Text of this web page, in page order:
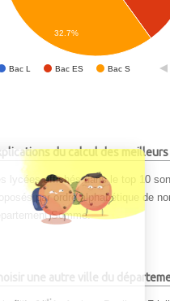
Bac L Bac ES Bac S
32.7%
du calcul des
lycées affichés dans le top 10
par ordre alphabétique de
Somme.
une autre ville du